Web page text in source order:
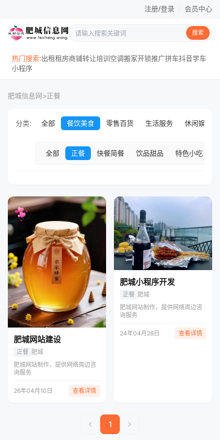
注册/登录 会员中心
搜索
热门搜索:出租租房商铺转让培训空调搬家开锁推广拼车抖音学车
小程序
肥城信息网>正餐
分类: 全部 餐饮美食 零售百货 生活服务 休闲娱乐
全部 正餐 快餐简餐 饮品甜品 特色小吃
肥城网站建设
正餐 肥城
肥城网站制作，提供网络周边咨
询服务
26年04月10日 查看详情
肥城小程序开发
正餐 肥城
肥城网站制作，提供网络周边咨
询服务
24年04月28日 查看详情
chevron_left 1 chevron_right